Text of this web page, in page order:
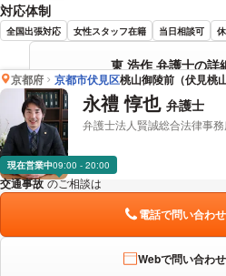
対応体制
全国出張対応 女性スタッフ在籍 当日相談可
東 浩作 弁護士の詳
京都府 京都市伏見区桃山御陵前（伏見桃
永禮 惇也 弁護士
弁護士法人賢誠総合法律事
現在営業中09:00 - 20:00
交通事故 のご相談は
電話で問い合わせ
Webで問い合わせ